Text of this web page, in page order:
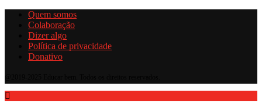
Quem somos
Colaboração
Dizer algo
Política de privacidade
Donativo